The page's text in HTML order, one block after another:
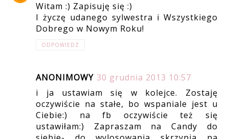
Witam :) Zapisuję się :)
I życzę udanego sylwestra i Wszystkiego
Dobrego w Nowym Roku!
ODPOWIEDZ
ANONIMOWY 30 grudnia 2013 10:57
i ja ustawiam się w kolejce. Zostaję
oczywiście na stałe, bo wspaniale jest u
Ciebie:) na fb oczywiście też się
ustawiłam:) Zapraszam na Candy do